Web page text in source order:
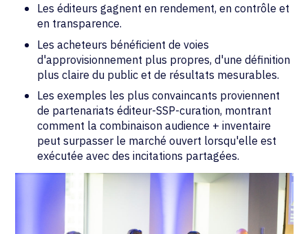
Les éditeurs gagnent en rendement, en contrôle et
en transparence.
Les acheteurs bénéficient de voies
d'approvisionnement plus propres, d'une définition
plus claire du public et de résultats mesurables.
Les exemples les plus convaincants proviennent
de partenariats éditeur-SSP-curation, montrant
comment la combinaison audience + inventaire
peut surpasser le marché ouvert lorsqu'elle est
exécutée avec des incitations partagées.